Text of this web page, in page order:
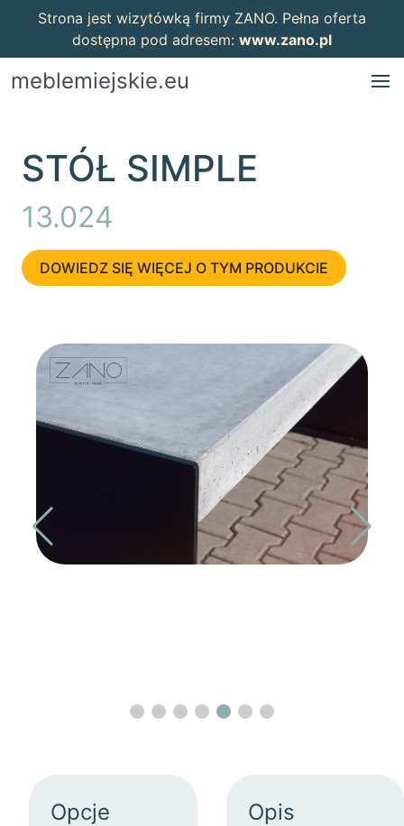
Strona jest wizytówką firmy ZANO. Pełna oferta
dostępna pod adresem: www.zano.pl
meblemiejskie.eu
STÓŁ SIMPLE
13.024
DOWIEDZ SIĘ WIĘCEJ O TYM PRODUKCIE
Opcje Opis